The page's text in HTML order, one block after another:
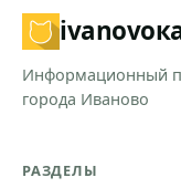
ivanovo
Информационный
города Иваново
РАЗДЕЛЫ